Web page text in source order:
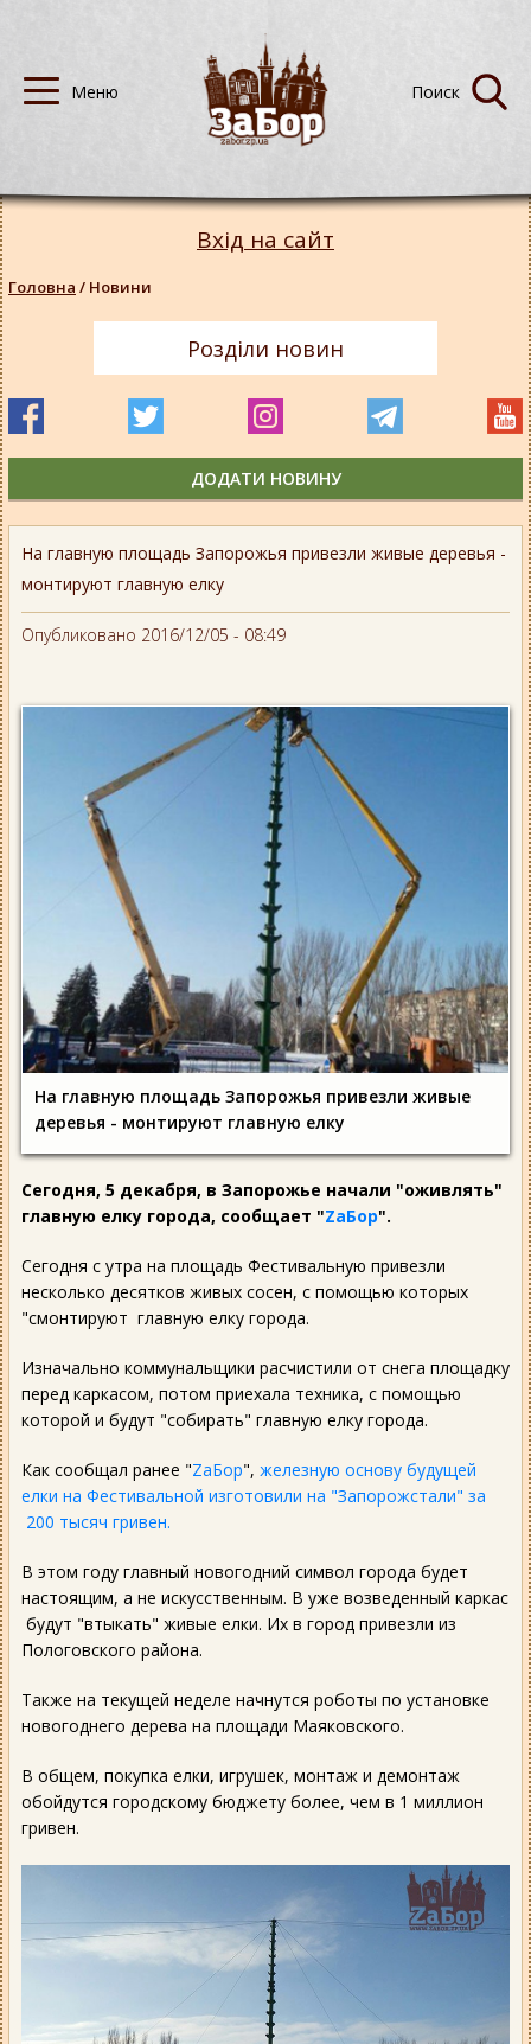
На главную площадь Запорожья привезли живые деревья -
монтируют главную елку
Опубликовано 2016/12/05 - 08:49
На главную площадь Запорожья привезли живые
деревья - монтируют главную елку
Сегодня, 5 декабря, в Запорожье начали "оживлять"
главную елку города, сообщает "ZаБор".
Сегодня с утра на площадь Фестивальную привезли
несколько десятков живых сосен, с помощью которых
"смонтируют главную елку города.
Изначально коммунальщики расчистили от снега площадку
перед каркасом, потом приехала техника, с помощью
которой и будут "собирать" главную елку города.
Как сообщал ранее "ZаБор", железную основу будущей
елки на Фестивальной изготовили на "Запорожстали" за
200 тысяч гривен.
В этом году главный новогодний символ города будет
настоящим, а не искусственным. В уже возведенный каркас
будут "втыкать" живые елки. Их в город привезли из
Пологовского района.
Также на текущей неделе начнутся роботы по установке
новогоднего дерева на площади Маяковского.
В общем, покупка елки, игрушек, монтаж и демонтаж
обойдутся городскому бюджету более, чем в 1 миллион
гривен.
Вхід на сайт
Головна / Новини
Розділи новин
ДОДАТИ НОВИНУ